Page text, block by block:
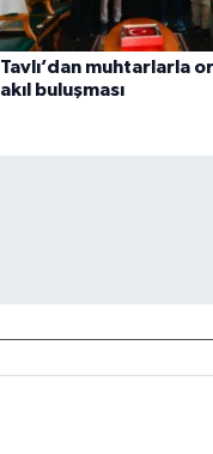
Tavlı’dan muhtarlarla
akıl buluşması